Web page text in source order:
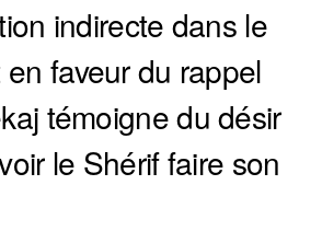
indirecte dans le
faveur du rappel
témoigne du désir
le Shérif faire son